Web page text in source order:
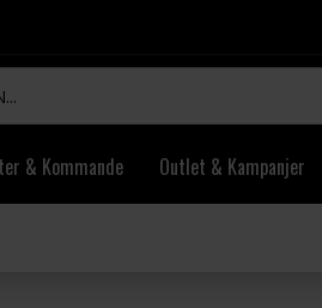
& Kommande Outlet & Kampanjer